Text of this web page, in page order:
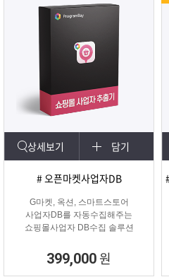
상세보기 담기
# 오픈마켓사업자DB
G마켓, 옥션, 스마트스토어
사업자DB를 자동수집해주는
쇼핑몰사업자 DB수집 솔루션
399,000 원